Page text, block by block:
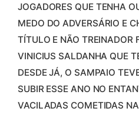
JOGADORES QUE TENHA
MEDO DO ADVERSÁRIO E
TÍTULO E NÃO TREINADOR
VINICIUS SALDANHA QUE
DESDE JÁ, O SAMPAIO
SUBIR ESSE ANO NO
VACILADAS COMETIDAS